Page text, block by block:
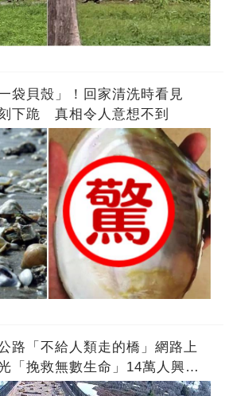
袋貝殼」！回家清洗時看見
下跪 真相令人意想不到
路「不給人類走的橋」網路上
「挽救無數生命」14萬人興奮